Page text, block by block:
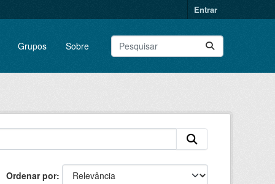
Entrar
Grupos Sobre
Ordenar por